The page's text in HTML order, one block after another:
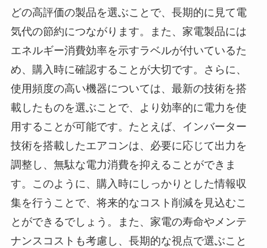
どの高評価の製品を選ぶことで、長期的に見て電
気代の節約につながります。また、家電製品には
エネルギー消費効率を示すラベルが付いているた
め、購入時に確認することが大切です。さらに、
使用頻度の高い機器については、最新の技術を搭
載したものを選ぶことで、より効率的に電力を使
用することが可能です。たとえば、インバーター
技術を搭載したエアコンは、必要に応じて出力を
調整し、無駄な電力消費を抑えることができま
す。このように、購入時にしっかりとした情報収
集を行うことで、将来的なコスト削減を見込むこ
とができるでしょう。また、家電の寿命やメンテ
ナンスコストも考慮し、長期的な視点で選ぶこと